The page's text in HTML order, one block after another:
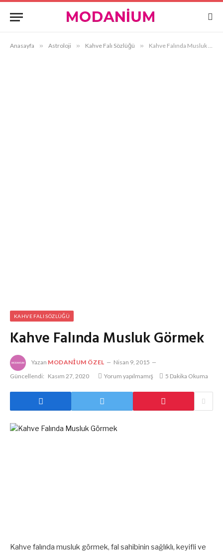
Anasayfa » Astroloji » Kahve Falı Sözlüğü » Kahve Falında Musluk Görmek
KAHVE FALI SÖZLÜĞÜ
Kahve Falında Musluk Görmek
Yazan MODANIUM ÖZEL
Nisan 9, 2015
Güncellendi: Kasım 27, 2020 Yorum yapılmamış 5 Dakika Okuma
Kahve falında musluk görmek, fal sahibinin sağlıklı, keyifli ve